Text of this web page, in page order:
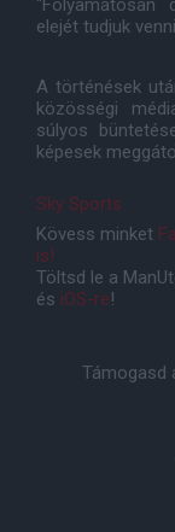
"Folyamatosan
elejét tudjuk
A történések
közösségi
súlyos
képesek
Sky Sports
Kövess minket
is!
Töltsd le a
és iOS-re!
Támogasd